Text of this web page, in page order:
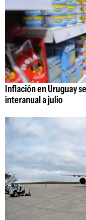
Inflación en Uruguay
interanual a julio